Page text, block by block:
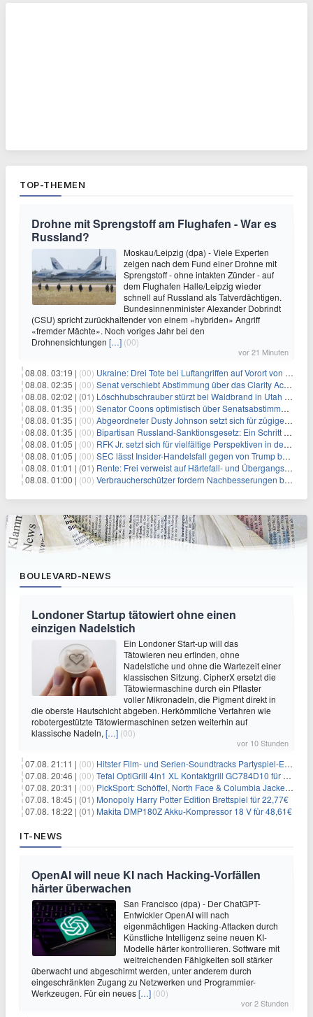
TOP-THEMEN
Drohne mit Sprengstoff am Flughafen - War es
Russland?
Moskau/Leipzig (dpa) - Viele Experten
zeigen nach dem Fund einer Drohne mit
Sprengstoff - ohne intakten Zünder - auf
dem Flughafen Halle/Leipzig wieder
schnell auf Russland als Tatverdächtigen.
Bundesinnenminister Alexander Dobrindt
(CSU) spricht zurückhaltender von einem «hybriden» Angriff
«fremder Mächte». Noch voriges Jahr bei den
Drohnensichtungen […] (00)
vor 21 Minuten
08.08. 03:19 | (00) Ukraine: Drei Tote bei Luftangriffen auf Vorort von Kiew
08.08. 02:35 | (00) Senat verschiebt Abstimmung über das Clarity Act: Auswirkungen auf Unternehmen und das Vertrauen der Investoren
08.08. 02:02 | (01) Löschhubschrauber stürzt bei Waldbrand in Utah ab
08.08. 01:35 | (00) Senator Coons optimistisch über Senatsabstimmungen angesichts von Finanzierungsbedenken
08.08. 01:35 | (00) Abgeordneter Dusty Johnson setzt sich für zügige Regierungsfinanzierung angesichts von Shutdown-Risiken ein
08.08. 01:35 | (00) Bipartisan Russland-Sanktionsgesetz: Ein Schritt in Richtung Energieunabhängigkeit
08.08. 01:05 | (00) RFK Jr. setzt sich für vielfältige Perspektiven in der Gesundheitspolitik beim CDC-Gedenkakt ein
08.08. 01:05 | (00) SEC lässt Insider-Handelsfall gegen von Trump begnadigten Manager fallen
08.08. 01:01 | (01) Rente: Frei verweist auf Härtefall- und Übergangsregelungen
08.08. 01:00 | (00) Verbraucherschützer fordern Nachbesserungen bei Frühstartrente
BOULEVARD-NEWS
Londoner Startup tätowiert ohne einen
einzigen Nadelstich
Ein Londoner Start-up will das
Tätowieren neu erfinden, ohne
Nadelstiche und ohne die Wartezeit einer
klassischen Sitzung. CipherX ersetzt die
Tätowiermaschine durch ein Pflaster
voller Mikronadeln, die Pigment direkt in
die oberste Hautschicht abgeben. Herkömmliche Verfahren wie
robotergestützte Tätowiermaschinen setzen weiterhin auf
klassische Nadeln, […] (00)
vor 10 Stunden
07.08. 21:11 | (00) Hitster Film- und Serien-Soundtracks Partyspiel-Erweiterung für 6,99€
07.08. 20:46 | (00) Tefal OptiGrill 4in1 XL Kontaktgrill GC784D10 für 239,99€
07.08. 20:31 | (00) PickSport: Schöffel, North Face & Columbia Jacken ab 39,60€
07.08. 18:45 | (01) Monopoly Harry Potter Edition Brettspiel für 22,77€
07.08. 18:22 | (01) Makita DMP180Z Akku-Kompressor 18 V für 48,61€
IT-NEWS
OpenAI will neue KI nach Hacking-Vorfällen
härter überwachen
San Francisco (dpa) - Der ChatGPT-
Entwickler OpenAI will nach
eigenmächtigen Hacking-Attacken durch
Künstliche Intelligenz seine neuen KI-
Modelle härter kontrollieren. Software mit
weitreichenden Fähigkeiten soll stärker
überwacht und abgeschirmt werden, unter anderem durch
eingeschränkten Zugang zu Netzwerken und Programmier-
Werkzeugen. Für ein neues[…] (00)
vor 2 Stunden